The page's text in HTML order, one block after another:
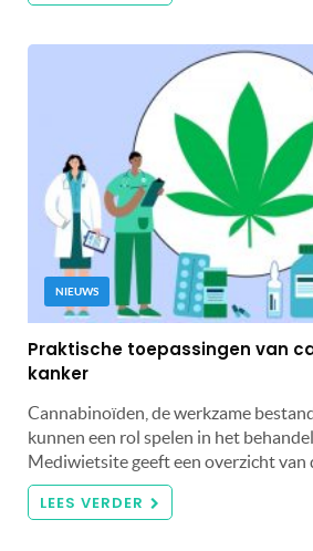
NIEUWS
Praktische toepassingen van
kanker
Cannabinoïden, de werkzame
kunnen een rol spelen in het
Mediwietsite geeft een overzicht van
LEES VERDER